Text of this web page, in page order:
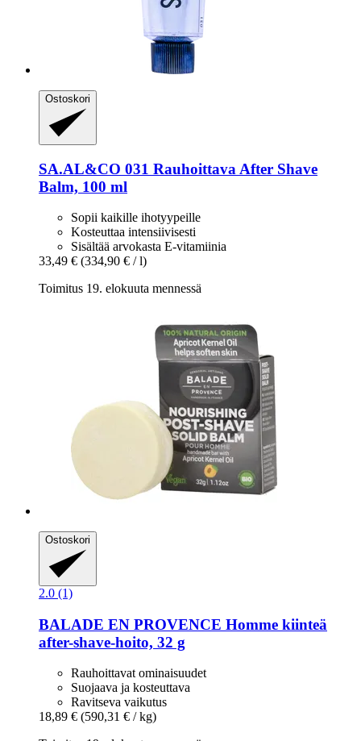
Ostoskori
SA.AL&CO 031 Rauhoittava After Shave
Balm, 100 ml
Sopii kaikille ihotyypeille
Kosteuttaa intensiivisesti
Sisältää arvokasta E-vitamiinia
33,49 € (334,90 € / l)
Toimitus 19. elokuuta mennessä
Ostoskori
2.0 (1)
BALADE EN PROVENCE Homme kiinteä
after-​shave-​hoito, 32 g
Rauhoittavat ominaisuudet
Suojaava ja kosteuttava
Ravitseva vaikutus
18,89 € (590,31 € / kg)